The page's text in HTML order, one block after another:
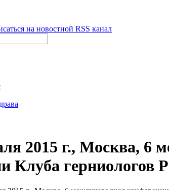
2015 г., Москва, 6
Клуба герниологов